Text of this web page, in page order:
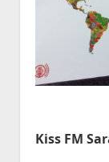
Kiss FM